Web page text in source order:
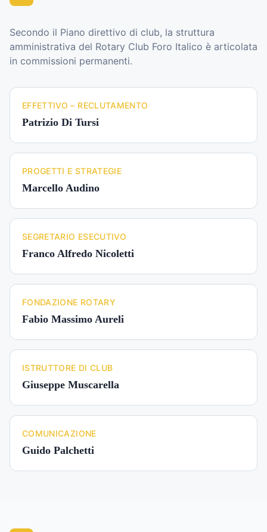
Secondo il Piano direttivo di club, la struttura
amministrativa del Rotary Club Foro Italico è articolata
in commissioni permanenti.
EFFETTIVO – RECLUTAMENTO
Patrizio Di Tursi
PROGETTI E STRATEGIE
Marcello Audino
SEGRETARIO ESECUTIVO
Franco Alfredo Nicoletti
FONDAZIONE ROTARY
Fabio Massimo Aureli
ISTRUTTORE DI CLUB
Giuseppe Muscarella
COMUNICAZIONE
Guido Palchetti